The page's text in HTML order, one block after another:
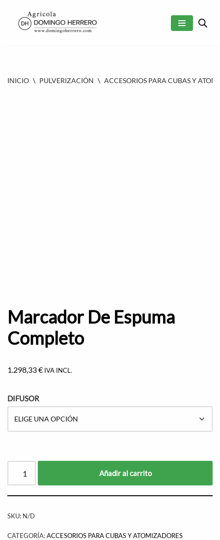
SALTAR
INICIO \ PULVERIZACIÓN \ ACCESORIOS PARA CUBAS Y
Marcador De Espuma
Completo
1.298,33€ IVA INCL.
DIFUSOR
Añadir al carrito
SKU: N/D
CATEGORÍA:ACCESORIOS PARA CUBAS Y ATOMIZADORES